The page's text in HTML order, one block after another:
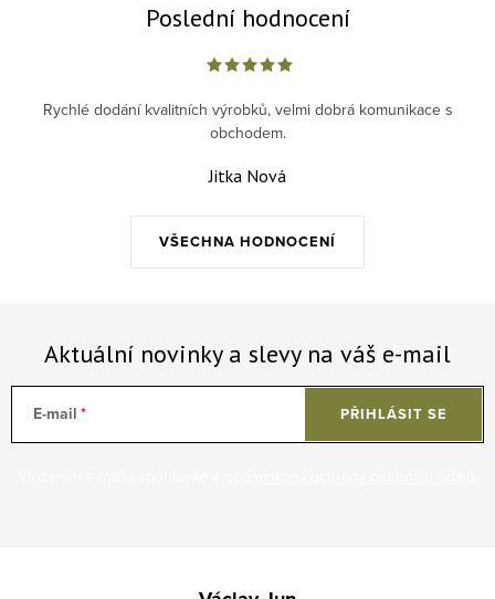
Poslední hodnocení
VŠECHNA HODNOCENÍ
Rychlé dodání kvalitních výrobků, velmi dobrá komunikace s
obchodem.
Jitka Nová
Aktuální novinky a slevy na váš e-mail
E-mail PŘIHLÁSIT SE